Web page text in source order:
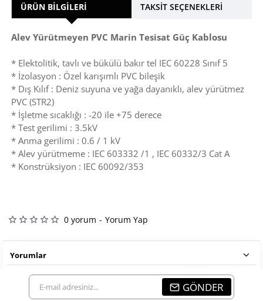
0 yorum - Yorum Yap
ÜRÜN BILGILERI TAKSIT SEÇENEKLERI
Alev Yürütmeyen PVC Marin Tesisat Güç Kablosu
* Elektolitik, tavlı ve bükülü bakır tel IEC 60228 Sınıf 5
* İzolasyon : Özel karışımlı PVC bileşik
* Dış Kılıf : Deniz suyuna ve yağa dayanıklı, alev yürütmez
PVC (STR2)
* İşletme sıcaklığı : -20 ile +75 derece
* Test gerilimi : 3.5kV
* Anma gerilimi : 0.6 / 1 kV
* Alev yürütmeme : IEC 603332 /1 , IEC 60332/3 Cat A
* Konstrüksiyon : IEC 60092/353
Yorumlar
E-
mail
GÖNDER